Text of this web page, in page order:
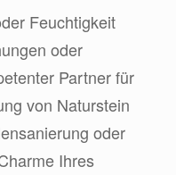
Feuchtigkeit
oder
Partner für
von Naturstein
oder
Ihres